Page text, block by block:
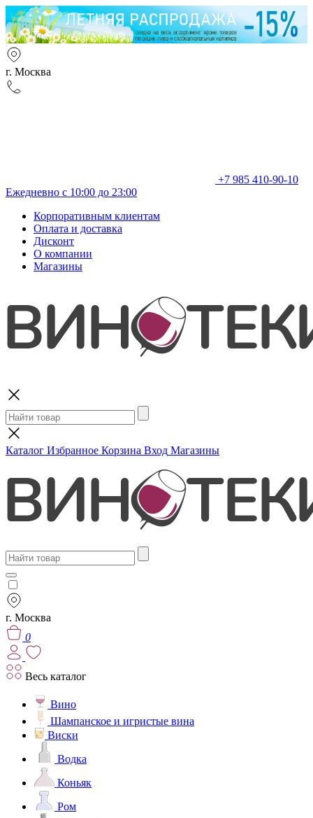
г. Москва
+7 985 410-90-10
Ежедневно с 10:00 до 23:00
Корпоративным клиентам
Оплата и доставка
Дисконт
О компании
Магазины
Каталог Избранное Корзина Вход Магазины
г. Москва
0
Весь каталог
Вино
Шампанское и игристые вина
Виски
Водка
Коньяк
Ром